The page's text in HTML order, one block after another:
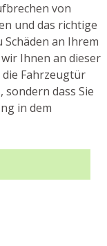
von
und das richtige
an Ihrem
Ihnen an dieser
die Fahrzeugtür
dass Sie
in dem